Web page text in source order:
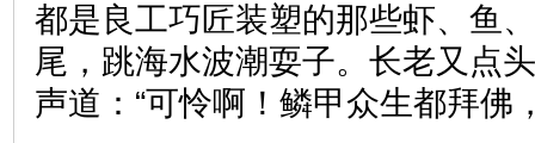
都是良工巧匠装塑的那些虾、鱼
尾，跳海水波潮耍子。长老又点
声道：“可怜啊！鳞甲众生都拜佛